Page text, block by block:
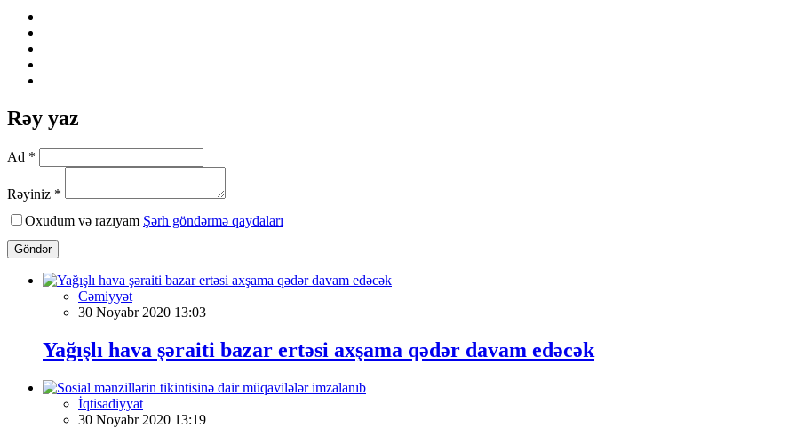
Rəy yaz
Ad *
Rəyiniz *
Oxudum və razıyam Şərh göndərmə qaydaları
Göndər
Cəmiyyət
30 Noyabr 2020 13:03
Yağışlı hava şəraiti bazar ertəsi axşama qədər davam edəcək
İqtisadiyyat
30 Noyabr 2020 13:19